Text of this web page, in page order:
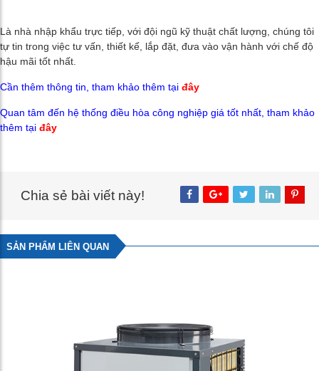
Là nhà nhập khẩu trực tiếp, với đội ngũ kỹ thuật chất lượng, chúng tôi
tự tin trong việc tư vấn, thiết kế, lắp đặt, đưa vào vận hành với chế độ
hậu mãi tốt nhất.
Cần thêm thông tin, tham khảo thêm tại đây
Quan tâm đến hệ thống điều hòa công nghiệp giá tốt nhất, tham khảo
thêm tại đây
Chia sẻ bài viết này!
SẢN PHẨM LIÊN QUAN